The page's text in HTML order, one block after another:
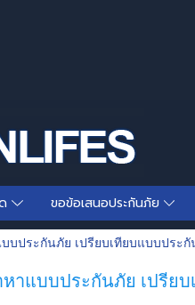
ด ขอข้อเสนอประกันภัย
บประกันภัย เปรียบเทียบแบบประกั
าแบบประกันภัย เปรีย